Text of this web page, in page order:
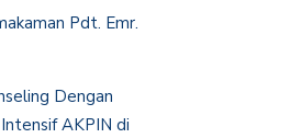
Pdt. Emr.
Dengan
AKPIN di